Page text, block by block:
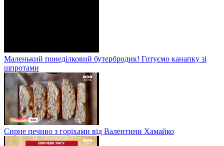
Маленький понеділковий бутербродик! Готуємо канапку зі
шпротами
Сирне печиво з горіхами від Валентини Хамайко